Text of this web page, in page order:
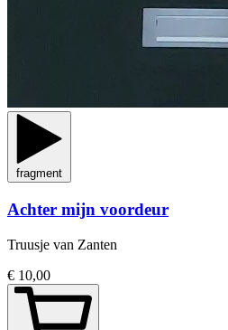
fragment
Achter mijn voordeur
Truusje van Zanten
€ 10,00